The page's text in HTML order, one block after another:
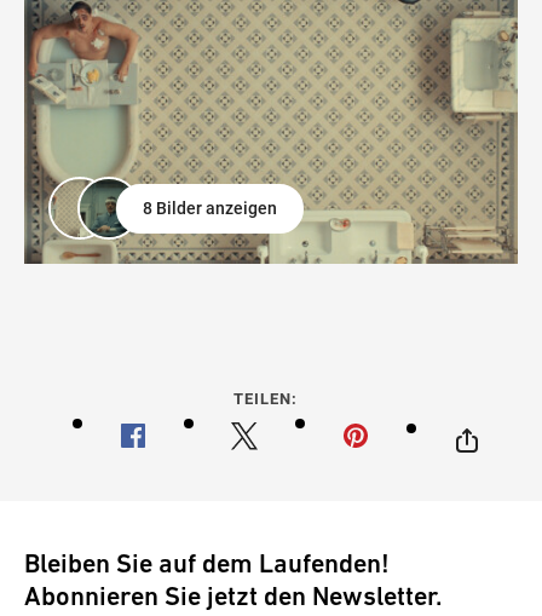
8 Bilder anzeigen
TEILEN:
Bleiben Sie auf dem Laufenden!
Abonnieren Sie jetzt den Newsletter.